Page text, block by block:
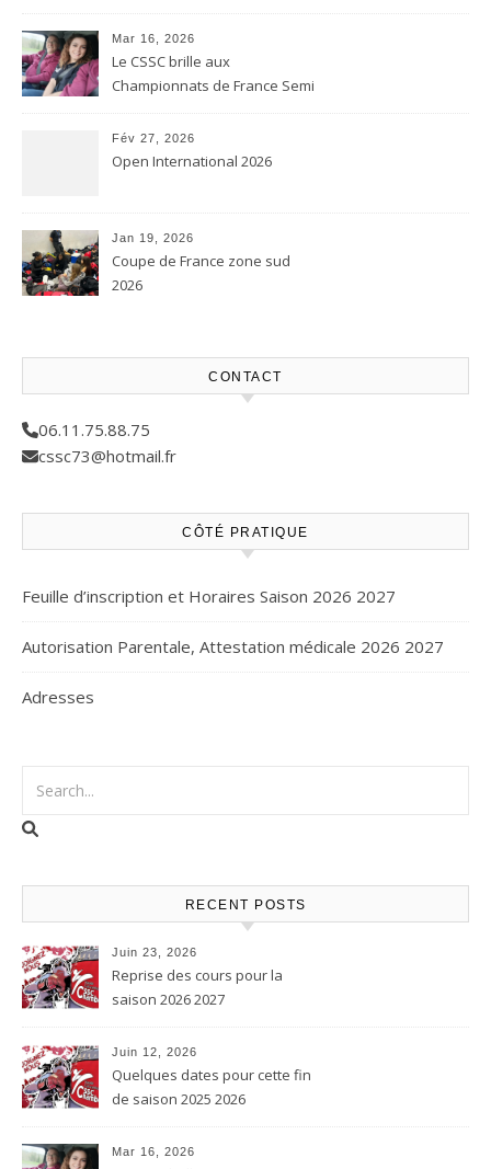
Mar 16, 2026
Le CSSC brille aux
Championnats de France Semi
Fév 27, 2026
Open International 2026
Jan 19, 2026
Coupe de France zone sud
2026
CONTACT
06.11.75.88.75
cssc73@hotmail.fr
CÔTÉ PRATIQUE
Feuille d’inscription et Horaires Saison 2026 2027
Autorisation Parentale, Attestation médicale 2026 2027
Adresses
RECENT POSTS
Juin 23, 2026
Reprise des cours pour la
saison 2026 2027
Juin 12, 2026
Quelques dates pour cette fin
de saison 2025 2026
Mar 16, 2026